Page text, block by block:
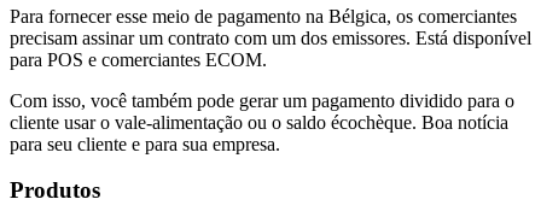
Para fornecer esse meio de pagamento na Bélgica, os comerciantes
precisam assinar um contrato com um dos emissores. Está disponível
para POS e comerciantes ECOM.
Com isso, você também pode gerar um pagamento dividido para o
cliente usar o vale-alimentação ou o saldo écochèque. Boa notícia
para seu cliente e para sua empresa.
Produtos